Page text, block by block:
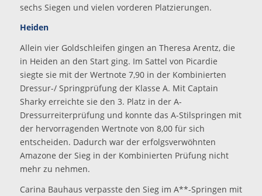
sechs Siegen und vielen vorderen Platzierungen.
Heiden
Allein vier Goldschleifen gingen an Theresa Arentz, die
in Heiden an den Start ging. Im Sattel von Picardie
siegte sie mit der Wertnote 7,90 in der Kombinierten
Dressur-/ Springprüfung der Klasse A. Mit Captain
Sharky erreichte sie den 3. Platz in der A-
Dressurreiterprüfung und konnte das A-Stilspringen mit
der hervorragenden Wertnote von 8,00 für sich
entscheiden. Dadurch war der erfolgsverwöhnten
Amazone der Sieg in der Kombinierten Prüfung nicht
mehr zu nehmen.
Carina Bauhaus verpasste den Sieg im A**-Springen mit